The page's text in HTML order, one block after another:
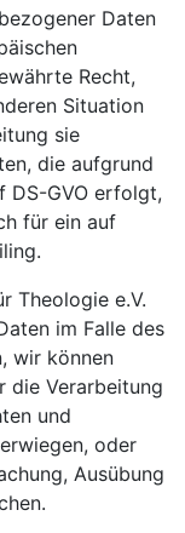
Daten
Recht,
Situation
sie
die aufgrund
DS-GVO erfolgt,
für ein auf
Theologie e.V.
im Falle des
wir können
die Verarbeitung
und
oder
Ausübung